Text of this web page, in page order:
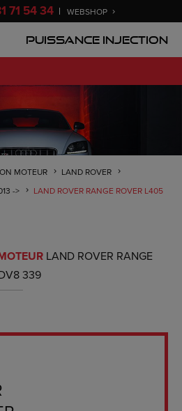
71 54 34 WEBSHOP
Puissance Injection
MOTEUR
LAND ROVER
->
LAND ROVER RANGE ROVER L405
LAND ROVER RANGE
339